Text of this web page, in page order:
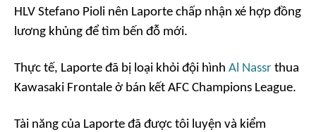
HLV Stefano Pioli nên Laporte chấp nhận xé hợp đồng
lương khủng để tìm bến đỗ mới.
Thực tế, Laporte đã bị loại khỏi đội hình Al Nassr thua
Kawasaki Frontale ở bán kết AFC Champions League.
Tài năng của Laporte đã được tôi luyện và kiểm